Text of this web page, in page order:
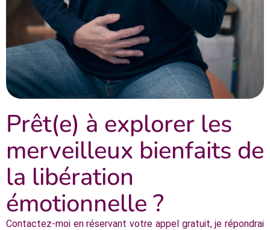
Prêt(e) à explorer les
merveilleux bienfaits de
la libération
émotionnelle ?
Contactez-moi en réservant votre appel gratuit, je répondrai